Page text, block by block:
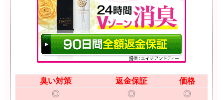
臭い対策 返金保証
価格
◎
◎
◎